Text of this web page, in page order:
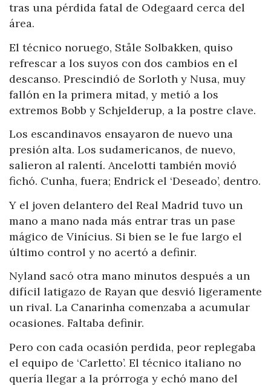
tras una pérdida fatal de Odegaard cerca del
área.
El técnico noruego, Ståle Solbakken, quiso
refrescar a los suyos con dos cambios en el
descanso. Prescindió de Sorloth y Nusa, muy
fallón en la primera mitad, y metió a los
extremos Bobb y Schjelderup, a la postre clave.
Los escandinavos ensayaron de nuevo una
presión alta. Los sudamericanos, de nuevo,
salieron al ralentí. Ancelotti también movió
fichó. Cunha, fuera; Endrick el ‘Deseado’, dentro.
Y el joven delantero del Real Madrid tuvo un
mano a mano nada más entrar tras un pase
mágico de Vinícius. Si bien se le fue largo el
último control y no acertó a definir.
Nyland sacó otra mano minutos después a un
difícil latigazo de Rayan que desvió ligeramente
un rival. La Canarinha comenzaba a acumular
ocasiones. Faltaba definir.
Pero con cada ocasión perdida, peor replegaba
el equipo de ‘Carletto’. El técnico italiano no
quería llegar a la prórroga y echó mano del